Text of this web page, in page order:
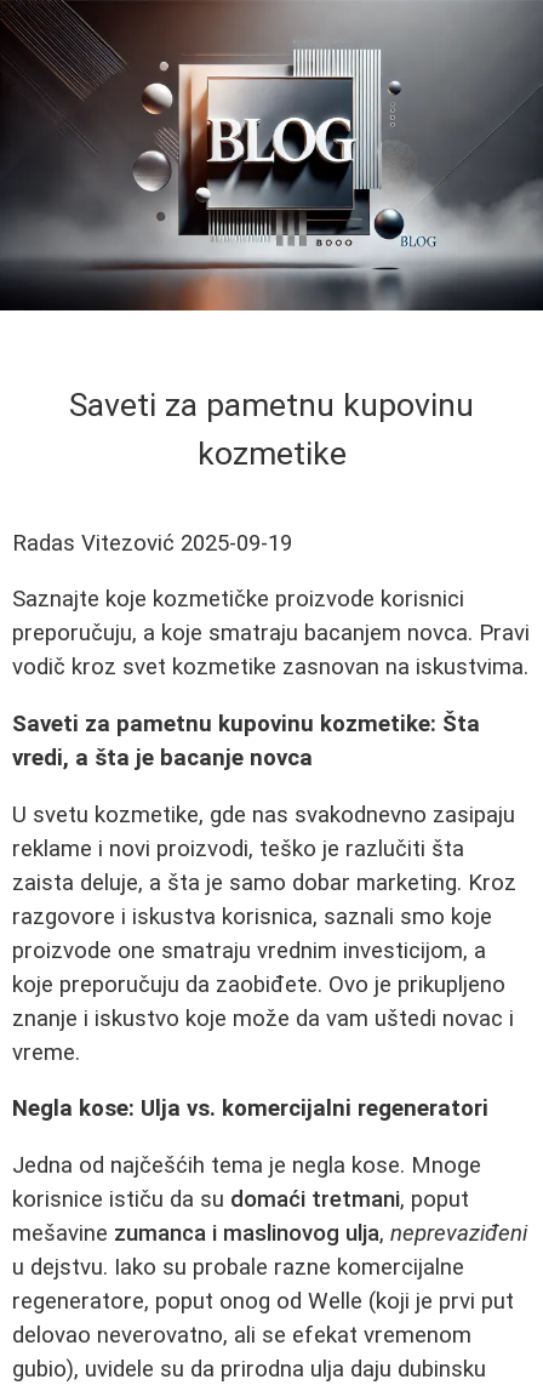
Saveti za pametnu kupovinu
kozmetike
Radas Vitezović 2025-09-19
Saznajte koje kozmetičke proizvode korisnici
preporučuju, a koje smatraju bacanjem novca. Pravi
vodič kroz svet kozmetike zasnovan na iskustvima.
Saveti za pametnu kupovinu kozmetike: Šta
vredi, a šta je bacanje novca
U svetu kozmetike, gde nas svakodnevno zasipaju
reklame i novi proizvodi, teško je razlučiti šta
zaista deluje, a šta je samo dobar marketing. Kroz
razgovore i iskustva korisnica, saznali smo koje
proizvode one smatraju vrednim investicijom, a
koje preporučuju da zaobiđete. Ovo je prikupljeno
znanje i iskustvo koje može da vam uštedi novac i
vreme.
Negla kose: Ulja vs. komercijalni regeneratori
Jedna od najčešćih tema je negla kose. Mnoge
korisnice ističu da su domaći tretmani, poput
mešavine zumanca i maslinovog ulja, neprevaziđeni
u dejstvu. Iako su probale razne komercijalne
regeneratore, poput onog od Welle (koji je prvi put
delovao neverovatno, ali se efekat vremenom
gubio), uvidele su da prirodna ulja daju dubinsku